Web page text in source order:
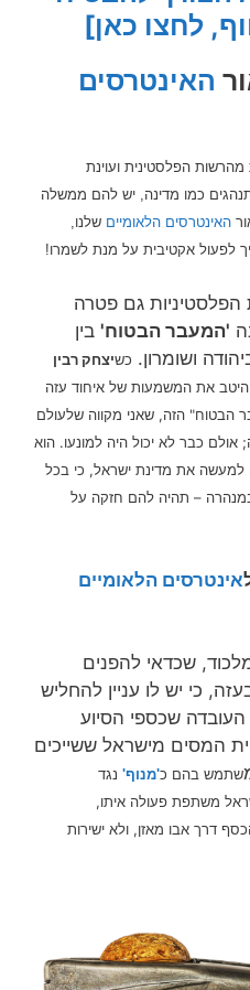
לחצו כאן]
האינטרסים
הפלסטינית ועוינת
כמו מדינה, יש להם ממשלה
האינטרסים הלאומיים שלנו,
לפעול אקטיבית על מנת לשמרו!
הפלסטיניות גם פטרה
'המעבר הבטוח' בין
ושומרון. כשיצחק רבין
היטב את המשמעות של איחוד עזה
הבטוח" הזה, שאני מקווה שלעולם
אולם כבר לא יכול היה למונעו. הוא
למעשה את מדינת ישראל, כי בכל
– תהיה להם חזקה על
אינטרסים הלאומיים
שכדאי להפנים
כי יש לו עניין להחליש
שכספי הסיוע
המסים מישראל ששייכים
שתמש בהם כ'מנוף' נגד
משתפת פעולה איתו,
דרך אבו מאזן, ולא ישירות